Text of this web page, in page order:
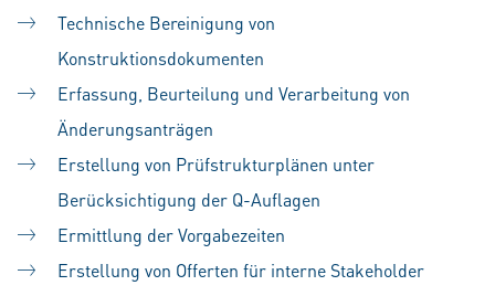
Technische Bereinigung von
Konstruktionsdokumenten
Erfassung, Beurteilung und Verarbeitung von
Änderungsanträgen
Erstellung von Prüfstrukturplänen unter
Berücksichtigung der Q-Auflagen
Ermittlung der Vorgabezeiten
Erstellung von Offerten für interne Stakeholder